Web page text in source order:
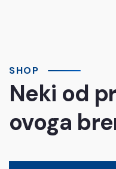
SHOP
Neki od
ovoga